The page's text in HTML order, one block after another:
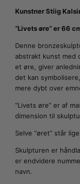
Kunstner Stiig
“Livets øre” er 66
Denne
abstrakt kunst med
et øre, giver
det kan
mere dybt over
“Livets øre” er af
dimension til
Selve “øret” står
Skulpturen er
er endvidere
navn.